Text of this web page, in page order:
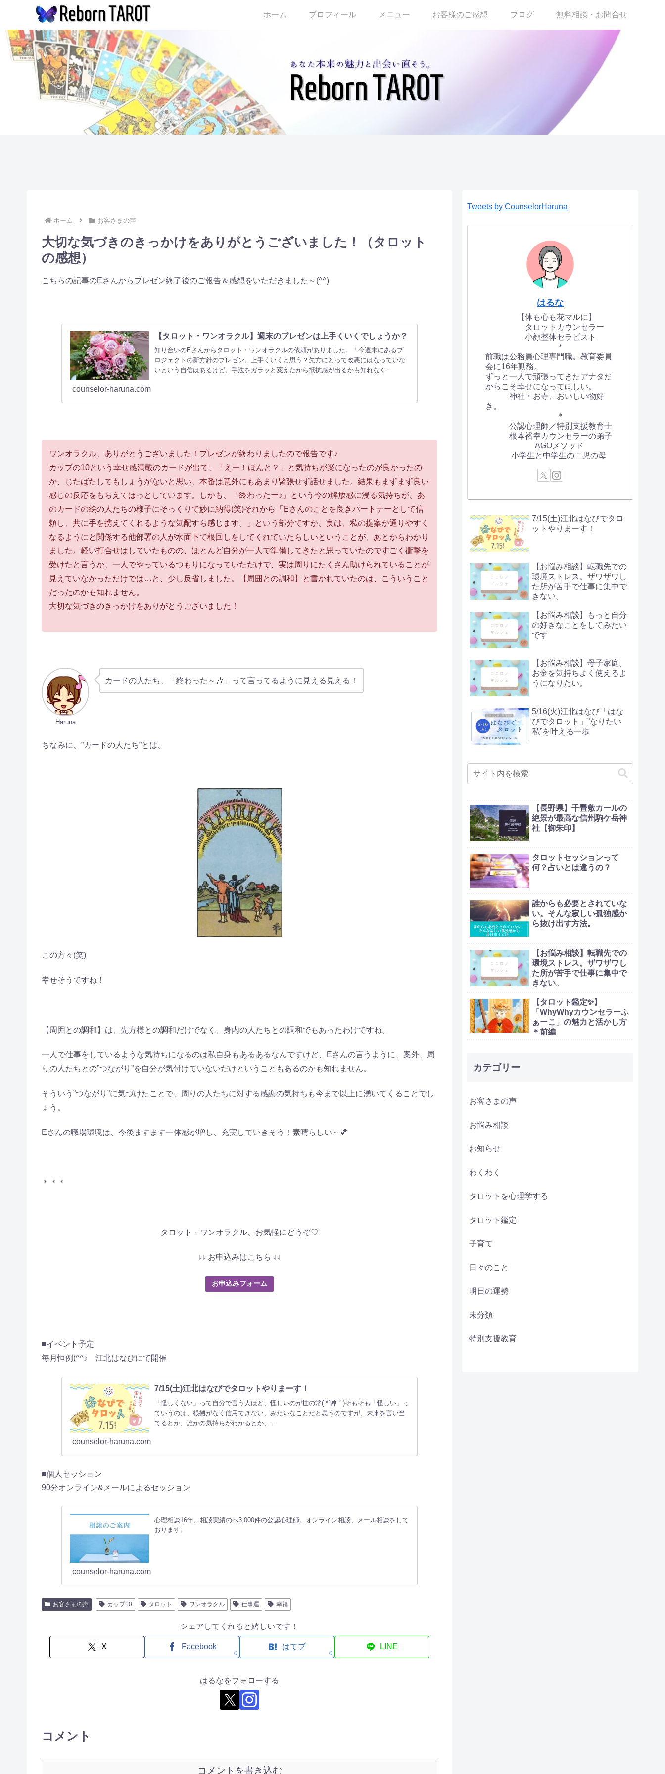
ホーム プロフィール メニュー お客様のご感想 ブログ 無料相談・お問合せ
ホーム お客さまの声
大切な気づきのきっかけをありがとうございました！（タロット
の感想）
こちらの記事のEさんからプレゼン終了後のご報告＆感想をいただきました～(^^)
【タロット・ワンオラクル】週末のプレゼンは上手くいくでしょうか？
知り合いのEさんからタロット・ワンオラクルの依頼がありました。「今週末にあるプ
ロジェクトの新方針のプレゼン、上手くいくと思う？先方にとって改悪にはなっていな
いという自信はあるけど、手法をガラッと変えたから抵抗感が出るかも知れなく
counselor-haruna.com
ワンオラクル、ありがとうございました！プレゼンが終わりましたので報告です♪
カップの10という幸せ感満載のカードが出て、「えー！ほんと？」と気持ちが楽になったのが良かったの
か、じたばたしてもしょうがないと思い、本番は意外にもあまり緊張せず話せました。結果もまずまず良い
感じの反応をもらえてほっとしています。しかも、「終わったー♪」という今の解放感に浸る気持ちが、あ
のカードの絵の人たちの様子にそっくりで妙に納得(笑)それから「Eさんのことを良きパートナーとして信
頼し、共に手を携えてくれるような気配すら感じます。」という部分ですが、実は、私の提案が通りやすく
なるようにと関係する他部署の人が水面下で根回しをしてくれていたらしいということが、あとからわかり
ました。軽い打合せはしていたものの、ほとんど自分が一人で準備してきたと思っていたのですごく衝撃を
受けたと言うか、一人でやっているつもりになっていただけで、実は周りにたくさん助けられていることが
見えていなかっただけでは…と、少し反省しました。【周囲との調和】と書かれていたのは、こういうこと
だったのかも知れません。
大切な気づきのきっかけをありがとうございました！
Haruna
カードの人たち、「終わった～🎶」って言ってるように見える見える！
ちなみに、”カードの人たち”とは、
この方々(笑)
幸せそうですね！
【周囲との調和】は、先方様との調和だけでなく、身内の人たちとの調和でもあったわけですね。
一人で仕事をしているような気持ちになるのは私自身もあるあるなんですけど、Eさんの言うように、案外、周
りの人たちとの”つながり”を自分が気付けていないだけということもあるのかも知れません。
そういう”つながり”に気づけたことで、周りの人たちに対する感謝の気持ちも今まで以上に湧いてくることでし
ょう。
Eさんの職場環境は、今後ますます一体感が増し、充実していきそう！素晴らしい～💕
＊＊＊
タロット・ワンオラクル、お気軽にどうぞ♡
↓↓ お申込みはこちら ↓↓
お申込みフォーム
■イベント予定
毎月恒例(^^♪ 江北はなびにて開催
7/15(土)江北はなびでタロットやりまーす！
「怪しくない」って自分で言う人ほど、怪しいのが世の常( *´艸｀)そもそも「怪しい」っ
ていうのは、根拠がなく信用できない、みたいなことだと思うのですが、未来を言い当
てるとか、誰かの気持ちがわかるとか、…
counselor-haruna.com
■個人セッション
90分オンライン&メールによるセッション
心理相談16年、相談実績のべ3,000件の公認心理師。オンライン相談、メール相談をして
おります。
counselor-haruna.com
お客さまの声 カップ10 タロット ワンオラクル 仕事運 幸福
シェアしてくれると嬉しいです！
X Facebook
0
はてブ
0
LINE
はるなをフォローする
コメント
コメントを書き込む
Tweets by CounselorHaruna
はるな
【体も心も花マルに】
タロットカウンセラー
小顔整体セラピスト
＊
前職は公務員心理専門職。教育委員
会に16年勤務。
ずっと一人で頑張ってきたアナタだ
からこそ幸せになってほしい。
神社・お寺、おいしい物好
き。
＊
公認心理師／特別支援教育士
根本裕幸カウンセラーの弟子
AGOメソッド
小学生と中学生の二児の母
7/15(土)江北はなびでタロ
ットやりまーす！
【お悩み相談】転職先での
環境ストレス。ザワザワし
た所が苦手で仕事に集中で
きない。
【お悩み相談】もっと自分
の好きなことをしてみたい
です
【お悩み相談】母子家庭。
お金を気持ちよく使えるよ
うになりたい。
5/16(火)江北はなび「はな
びでタロット」”なりたい
私”を叶える一歩
【長野県】千畳敷カールの
絶景が最高な信州駒ケ岳神
社【御朱印】
タロットセッションって
何？占いとは違うの？
誰からも必要とされていな
い。そんな寂しい孤独感か
ら抜け出す方法。
【お悩み相談】転職先での
環境ストレス。ザワザワし
た所が苦手で仕事に集中で
きない。
【タロット鑑定✨】
「WhyWhyカウンセラーふ
ぁーこ」の魅力と活かし方
＊前編
カテゴリー
お客さまの声
お悩み相談
お知らせ
わくわく
タロットを心理学する
タロット鑑定
子育て
日々のこと
明日の運勢
未分類
特別支援教育